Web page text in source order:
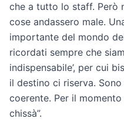
che a tutto lo staff. Però
cose andassero male.
importante del mondo
ricordati sempre che
indispensabile’, per cui
il destino ci riserva.
coerente. Per il
chissà”.